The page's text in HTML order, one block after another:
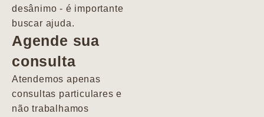
desânimo - é importante
buscar ajuda.
Agende sua
consulta
Atendemos apenas
consultas particulares e
não trabalhamos